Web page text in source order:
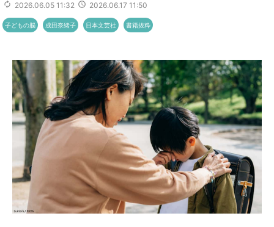
2026.06.05 11:32 2026.06.17 11:50
子どもの脳 成田奈緒子 日本文芸社 書籍抜粋